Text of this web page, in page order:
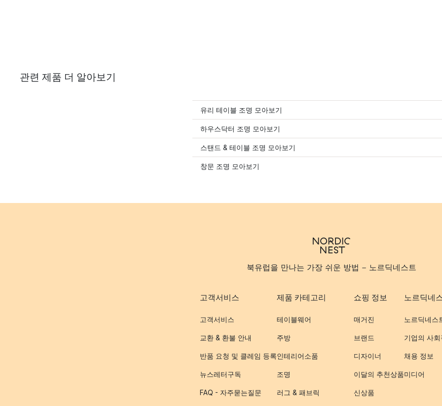
관련 제품 더 알아보기
유리 테이블 조명 모아보기
하우스닥터 조명 모아보기
스탠드 & 테이블 조명 모아보기
창문 조명 모아보기
북유럽을 만나는 가장 쉬운 방법 - 노르딕네스트
고객서비스
고객서비스
교환 & 환불 안내
반품 요청 및 클레임 등록
뉴스레터구독
FAQ - 자주묻는질문
제품 카테고리
테이블웨어
주방
인테리어소품
조명
러그 & 패브릭
쇼핑 정보
매거진
브랜드
디자이너
이달의 추천상품
신상품
노르딕네
노르딕네스
기업의 사
채용 정보
미디어